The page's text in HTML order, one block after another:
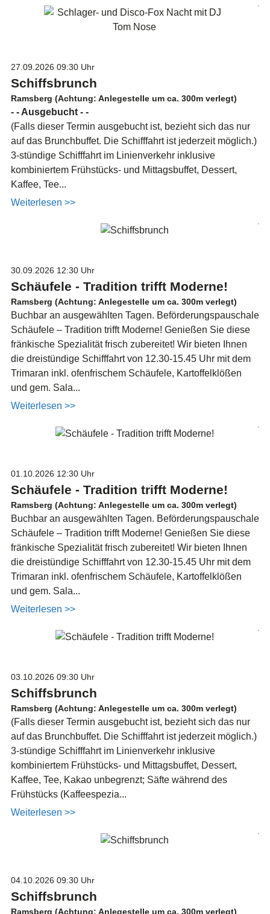
27.09.2026 09:30 Uhr
Schiffsbrunch
Ramsberg (Achtung: Anlegestelle um ca. 300m verlegt)
- - Ausgebucht - -
(Falls dieser Termin ausgebucht ist, bezieht sich das nur
auf das Brunchbuffet. Die Schifffahrt ist jederzeit möglich.)
3-stündige Schifffahrt im Linienverkehr inklusive
kombiniertem Frühstücks- und Mittagsbuffet, Dessert,
Kaffee, Tee...
Weiterlesen >>
30.09.2026 12:30 Uhr
Schäufele - Tradition trifft Moderne!
Ramsberg (Achtung: Anlegestelle um ca. 300m verlegt)
Buchbar an ausgewählten Tagen. Beförderungspauschale
Schäufele – Tradition trifft Moderne! Genießen Sie diese
fränkische Spezialität frisch zubereitet! Wir bieten Ihnen
die dreistündige Schifffahrt von 12.30-15.45 Uhr mit dem
Trimaran inkl. ofenfrischem Schäufele, Kartoffelklößen
und gem. Sala...
Weiterlesen >>
01.10.2026 12:30 Uhr
Schäufele - Tradition trifft Moderne!
Ramsberg (Achtung: Anlegestelle um ca. 300m verlegt)
Buchbar an ausgewählten Tagen. Beförderungspauschale
Schäufele – Tradition trifft Moderne! Genießen Sie diese
fränkische Spezialität frisch zubereitet! Wir bieten Ihnen
die dreistündige Schifffahrt von 12.30-15.45 Uhr mit dem
Trimaran inkl. ofenfrischem Schäufele, Kartoffelklößen
und gem. Sala...
Weiterlesen >>
03.10.2026 09:30 Uhr
Schiffsbrunch
Ramsberg (Achtung: Anlegestelle um ca. 300m verlegt)
(Falls dieser Termin ausgebucht ist, bezieht sich das nur
auf das Brunchbuffet. Die Schifffahrt ist jederzeit möglich.)
3-stündige Schifffahrt im Linienverkehr inklusive
kombiniertem Frühstücks- und Mittagsbuffet, Dessert,
Kaffee, Tee, Kakao unbegrenzt; Säfte während des
Frühstücks (Kaffeespezia...
Weiterlesen >>
04.10.2026 09:30 Uhr
Schiffsbrunch
Ramsberg (Achtung: Anlegestelle um ca. 300m verlegt)